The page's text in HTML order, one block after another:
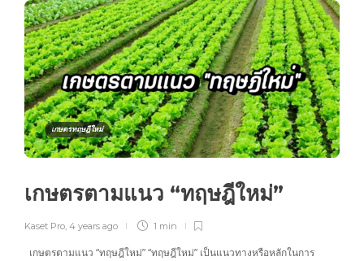
เกษตรทฤษฎีใหม่
เกษตรตามแนว “ทฤษฎีใหม่”
Kaset Pro 4 years ago 1 min
เกษตรตามแนว “ทฤษฎีใหม่” “ทฤษฎีใหม่” เป็นแนวทางหรือหลักในการ